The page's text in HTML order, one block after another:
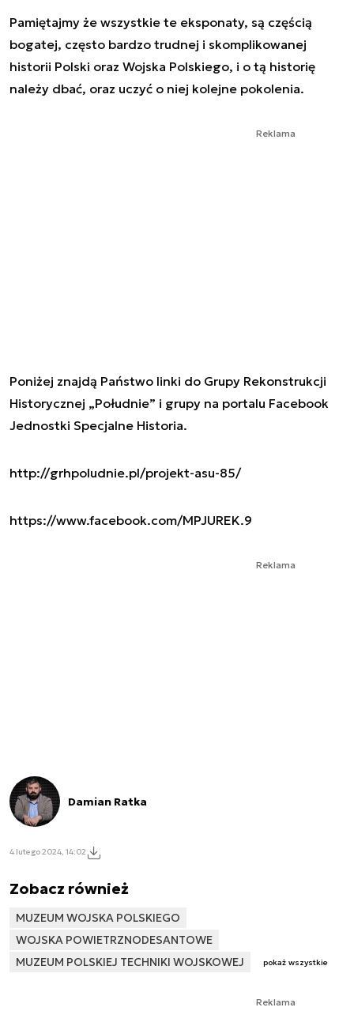
Pamiętajmy że wszystkie te eksponaty, są częścią
bogatej, często bardzo trudnej i skomplikowanej
historii Polski oraz Wojska Polskiego, i o tą historię
należy dbać, oraz uczyć o niej kolejne pokolenia.
Reklama
Poniżej znajdą Państwo linki do Grupy Rekonstrukcji
Historycznej „Południe” i grupy na portalu Facebook
Jednostki Specjalne Historia.
http://grhpoludnie.pl/projekt-asu-85/
https://www.facebook.com/MPJUREK.9
Reklama
Damian Ratka
4 lutego 2024, 14:02
Zobacz również
MUZEUM WOJSKA POLSKIEGO
WOJSKA POWIETRZNODESANTOWE
MUZEUM POLSKIEJ TECHNIKI WOJSKOWEJ
pokaż wszystkie
Reklama